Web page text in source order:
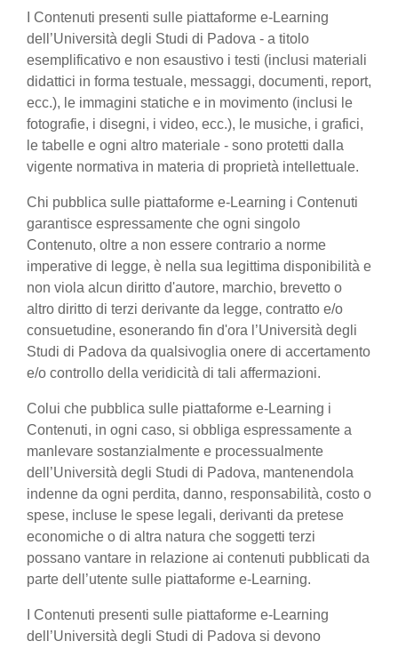
I Contenuti presenti sulle piattaforme e-Learning
dell’Università degli Studi di Padova - a titolo
esemplificativo e non esaustivo i testi (inclusi materiali
didattici in forma testuale, messaggi, documenti, report,
ecc.), le immagini statiche e in movimento (inclusi le
fotografie, i disegni, i video, ecc.), le musiche, i grafici,
le tabelle e ogni altro materiale - sono protetti dalla
vigente normativa in materia di proprietà intellettuale.
Chi pubblica sulle piattaforme e-Learning i Contenuti
garantisce espressamente che ogni singolo
Contenuto, oltre a non essere contrario a norme
imperative di legge, è nella sua legittima disponibilità e
non viola alcun diritto d'autore, marchio, brevetto o
altro diritto di terzi derivante da legge, contratto e/o
consuetudine, esonerando fin d'ora l’Università degli
Studi di Padova da qualsivoglia onere di accertamento
e/o controllo della veridicità di tali affermazioni.
Colui che pubblica sulle piattaforme e-Learning i
Contenuti, in ogni caso, si obbliga espressamente a
manlevare sostanzialmente e processualmente
dell’Università degli Studi di Padova, mantenendola
indenne da ogni perdita, danno, responsabilità, costo o
spese, incluse le spese legali, derivanti da pretese
economiche o di altra natura che soggetti terzi
possano vantare in relazione ai contenuti pubblicati da
parte dell’utente sulle piattaforme e-Learning.
I Contenuti presenti sulle piattaforme e-Learning
dell’Università degli Studi di Padova si devono